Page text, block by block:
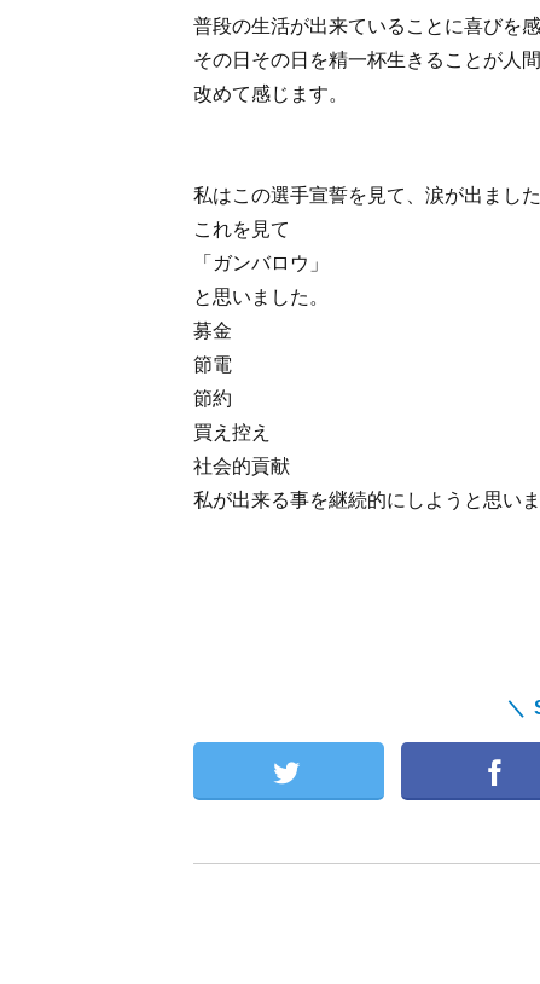
普段の生活が出来ていることに喜びを感
その日その日を精一杯生きることが人
改めて感じます。
私はこの選手宣誓を見て、涙が出ました
これを見て
「ガンバロウ」
と思いました。
募金
節電
節約
買え控え
社会的貢献
私が出来る事を継続的にしようと思いま
＼